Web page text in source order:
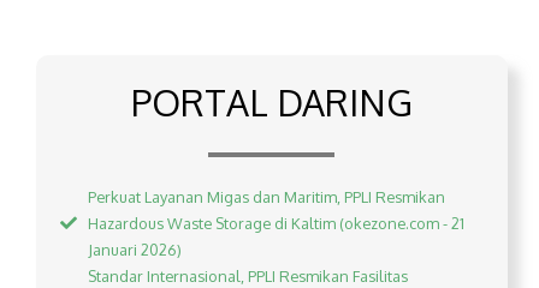
PORTAL DARING
Perkuat Layanan Migas dan Maritim, PPLI Resmikan
Hazardous Waste Storage di Kaltim (okezone.com - 21
Januari 2026)
Standar Internasional, PPLI Resmikan Fasilitas